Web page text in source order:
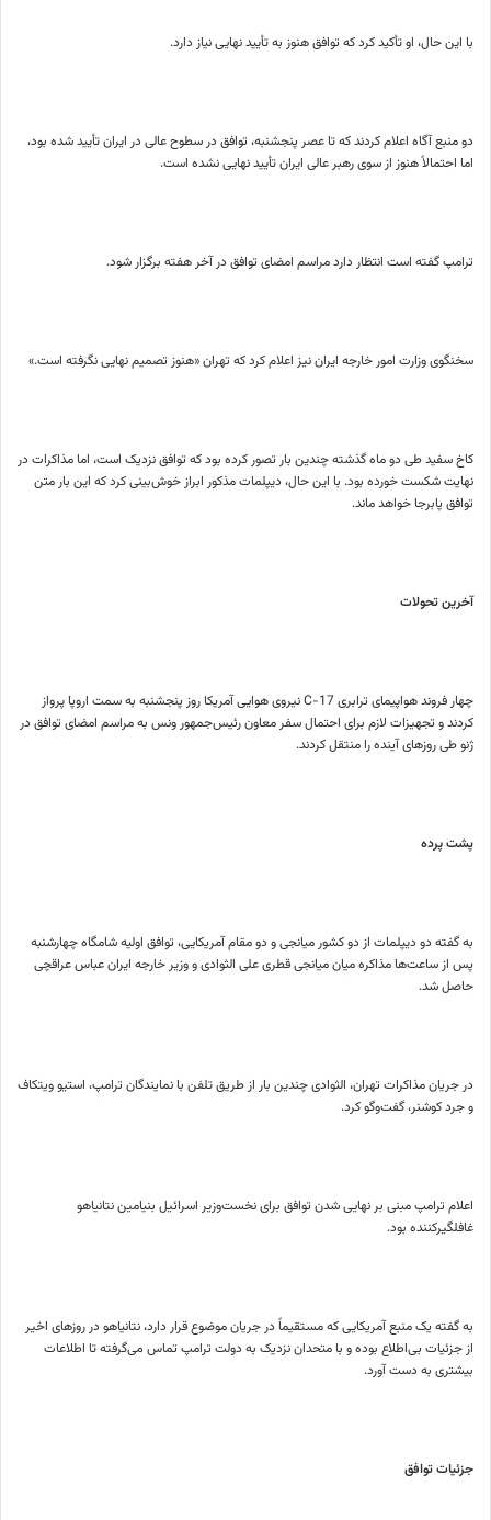
با این حال، او تأکید کرد که توافق هنوز به تأیید نهایی نیاز دارد.
دو منبع آگاه اعلام کردند که تا عصر پنجشنبه، توافق در سطوح عالی در ایران تأیید شده بود،
اما احتمالاً هنوز از سوی رهبر عالی ایران تأیید نهایی نشده است.
ترامپ گفته است انتظار دارد مراسم امضای توافق در آخر هفته برگزار شود.
سخنگوی وزارت امور خارجه ایران نیز اعلام کرد که تهران «هنوز تصمیم نهایی نگرفته است.»
کاخ سفید طی دو ماه گذشته چندین بار تصور کرده بود که توافق نزدیک است، اما مذاکرات در
نهایت شکست خورده بود. با این حال، دیپلمات مذکور ابراز خوش‌بینی کرد که این بار متن
توافق پابرجا خواهد ماند.
آخرین تحولات
چهار فروند هواپیمای ترابری C-17 نیروی هوایی آمریکا روز پنجشنبه به سمت اروپا پرواز
کردند و تجهیزات لازم برای احتمال سفر معاون رئیس‌جمهور ونس به مراسم امضای توافق در
ژنو طی روزهای آینده را منتقل کردند.
پشت پرده
به گفته دو دیپلمات از دو کشور میانجی و دو مقام آمریکایی، توافق اولیه شامگاه چهارشنبه
پس از ساعت‌ها مذاکره میان میانجی قطری علی الثوادی و وزیر خارجه ایران عباس عراقچی
حاصل شد.
در جریان مذاکرات تهران، الثوادی چندین بار از طریق تلفن با نمایندگان ترامپ، استیو ویتکاف
و جرد کوشنر، گفت‌وگو کرد.
اعلام ترامپ مبنی بر نهایی شدن توافق برای نخست‌وزیر اسرائیل بنیامین نتانیاهو
غافلگیرکننده بود.
به گفته یک منبع آمریکایی که مستقیماً در جریان موضوع قرار دارد، نتانیاهو در روزهای اخیر
از جزئیات بی‌اطلاع بوده و با متحدان نزدیک به دولت ترامپ تماس می‌گرفته تا اطلاعات
بیشتری به دست آورد.
جزئیات توافق